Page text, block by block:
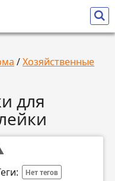
/Хозяйственные
для
Нет тегов